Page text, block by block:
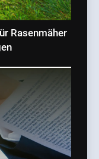
Rasenmäher